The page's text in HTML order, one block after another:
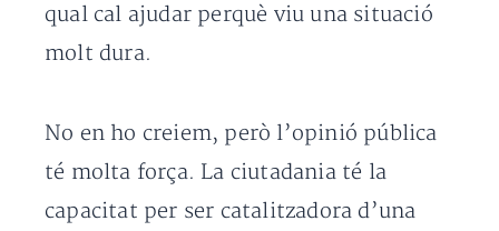
qual cal ajudar perquè viu una situació
molt dura.
No en ho creiem, però l’opinió pública
té molta força. La ciutadania té la
capacitat per ser catalitzadora d’una